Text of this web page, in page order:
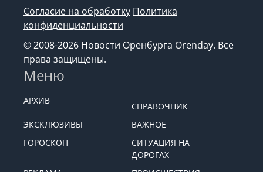
Согласие на обработку Политика
конфиденциальности
© 2008-2026 Новости Оренбурга Orenday. Все
права защищены.
Меню
АРХИВ
СПРАВОЧНИК
ЭКСКЛЮЗИВЫ
ВАЖНОЕ
ГОРОСКОП
СИТУАЦИЯ НА
ДОРОГАХ